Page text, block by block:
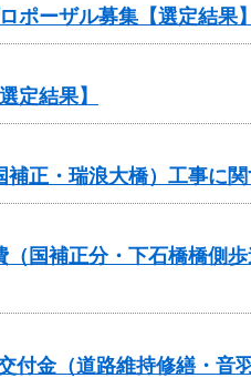
ポーザル募集【選定結果】
定結果】
正・瑞浪大橋）工事に
国補正分・下石橋橋側
金（道路維持修繕・音